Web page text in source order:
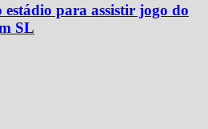
para assistir jogo do
SL